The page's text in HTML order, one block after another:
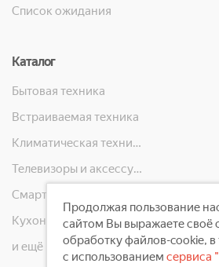
Список ожидания
Каталог
Бытовая техника
Встраиваемая техника
Климатическая техника
Телевизоры и аксессуары
Кухонная техника
и ещё 10 категорий
Продолжая пользование
сайтом Вы выражаете своё
обработку файлов-cookie, в
с использованием сервиса